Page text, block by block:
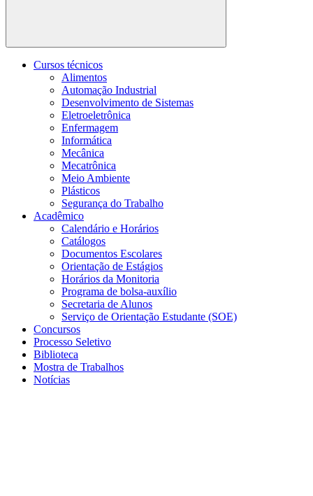
Buscar
Cursos técnicos
Alimentos
Automação Industrial
Desenvolvimento de Sistemas
Eletroeletrônica
Enfermagem
Informática
Mecânica
Mecatrônica
Meio Ambiente
Plásticos
Segurança do Trabalho
Acadêmico
Calendário e Horários
Catálogos
Documentos Escolares
Orientação de Estágios
Horários da Monitoria
Programa de bolsa-auxílio
Secretaria de Alunos
Serviço de Orientação Estudante (SOE)
Concursos
Processo Seletivo
Biblioteca
Mostra de Trabalhos
Notícias